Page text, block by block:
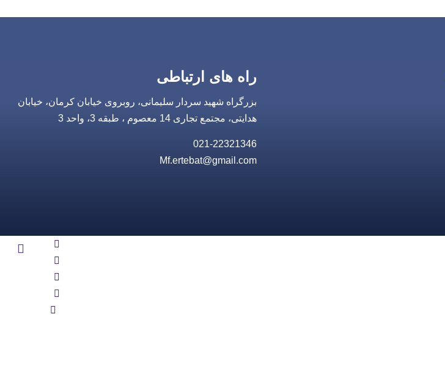
راه های ارتباطی
بزرگراه شهید سردار سلیمانی، روبروی خیابان کرمان، خیابان
هدایتی، مجتمع تجاری 14 معصوم ، طبقه 3، واحد 3
021-22321346
Mf.ertebat@gmail.com